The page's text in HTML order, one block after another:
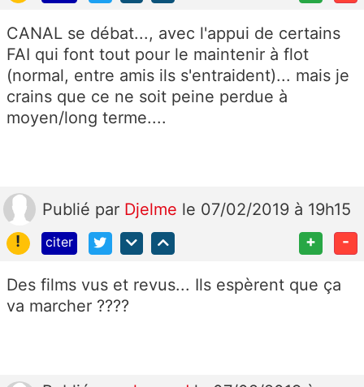
CANAL se débat..., avec l'appui de certains
FAI qui font tout pour le maintenir à flot
(normal, entre amis ils s'entraident)... mais je
crains que ce ne soit peine perdue à
moyen/long terme....
Publié par Djelme le 07/02/2019 à 19h15
!
citer + -
Des films vus et revus... Ils espèrent que ça
va marcher ????